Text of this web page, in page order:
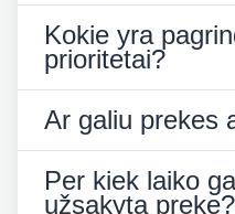
Kokie yra
prioritetai?
Ar galiu prekes
Per kiek laiko
užsakytą prekę?